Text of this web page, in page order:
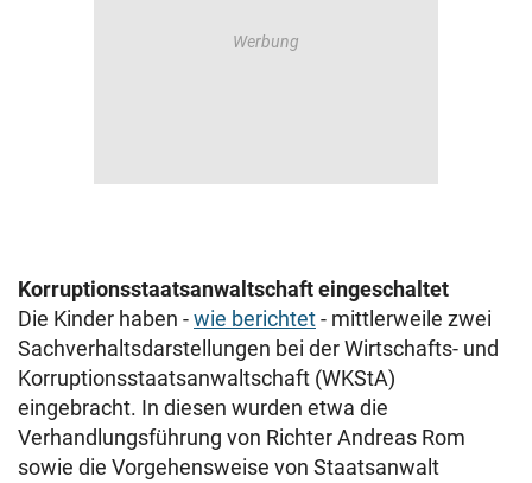
Korruptionsstaatsanwaltschaft eingeschaltet
Die Kinder haben -wie berichtet- mittlerweile zwei
Sachverhaltsdarstellungen bei der Wirtschafts- und
Korruptionsstaatsanwaltschaft (WKStA)
eingebracht. In diesen wurden etwa die
Verhandlungsführung von Richter Andreas Rom
sowie die Vorgehensweise von Staatsanwalt